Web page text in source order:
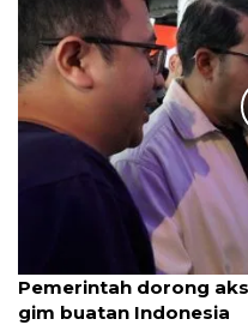
Pemerintah dorong
gim buatan Indonesia